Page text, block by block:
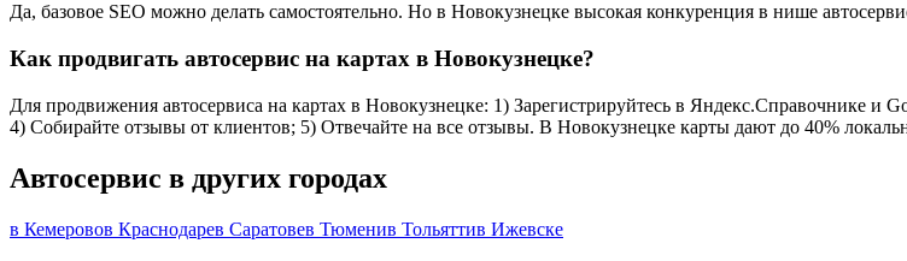
Да, базовое SEO можно делать самостоятельно. Но в Новокузнецке высокая конкуренция в нише
Как продвигать автосервис на картах в Новокузнецке?
Для продвижения автосервиса на картах в Новокузнецке: 1) Зарегистрируйтесь в Яндекс.Справочнике и
4) Собирайте отзывы от клиентов; 5) Отвечайте на все отзывы. В Новокузнецке карты дают до 40%
Автосервис в других городах
в Кемеровов Краснодарев Саратовев Тюменив Тольяттив Ижевске